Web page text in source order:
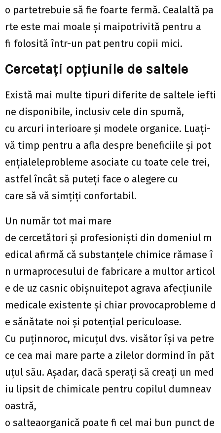
o partetrebuie să fie foarte fermă. Cealaltă pa
rte este mai moale și maipotrivită pentru a
fi folosită într-un pat pentru copii mici.
Cercetați opțiunile de saltele
Există mai multe tipuri diferite de saltele iefti
ne disponibile, inclusiv cele din spumă,
cu arcuri interioare și modele organice. Luați-
vă timp pentru a afla despre beneficiile și pot
ențialeleprobleme asociate cu toate cele trei,
astfel încât să puteți face o alegere cu
care să vă simțiți confortabil.
Un număr tot mai mare
de cercetători și profesioniști din domeniul m
edical afirmă că substanțele chimice rămase î
n urmaprocesului de fabricare a multor articol
e de uz casnic obișnuitepot agrava afecțiunile
medicale existente și chiar provocaprobleme d
e sănătate noi și potențial periculoase.
Cu puținnoroc, micuțul dvs. visător își va petre
ce cea mai mare parte a zilelor dormind în păt
uțul său. Așadar, dacă sperați să creați un med
iu lipsit de chimicale pentru copilul dumneav
oastră,
o salteaorganică poate fi cel mai bun punct de